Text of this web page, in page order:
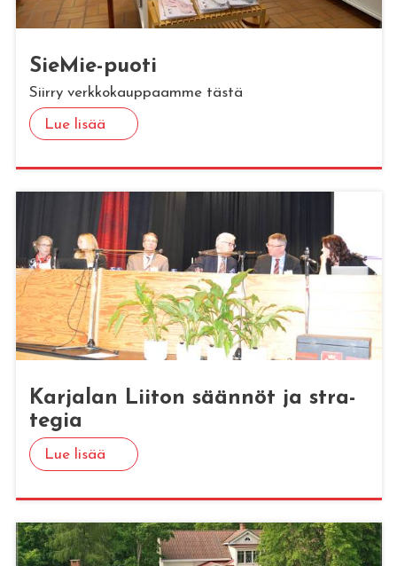
Sie­Mie-puoti
Siirry verkkokauppaamme tästä
Lue lisää
Kar­ja­lan Lii­ton sään­nöt ja stra­
te­gia
Lue lisää